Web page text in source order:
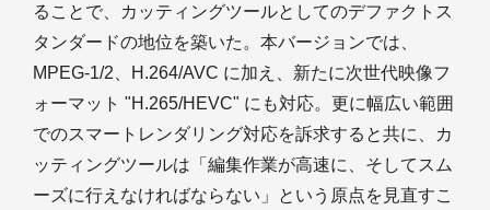
ることで、カッティングツールとしてのデファクトス
タンダードの地位を築いた。本バージョンでは、
MPEG-1/2、H.264/AVC に加え、新たに次世代映像フ
ォーマット "H.265/HEVC" にも対応。更に幅広い範囲
でのスマートレンダリング対応を訴求すると共に、カ
ッティングツールは「編集作業が高速に、そしてスム
ーズに行えなければならない」という原点を見直すこ